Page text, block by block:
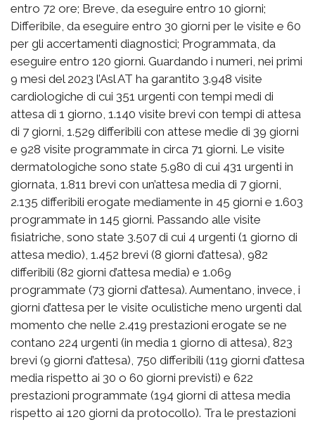
entro 72 ore; Breve, da eseguire entro 10 giorni;
Differibile, da eseguire entro 30 giorni per le visite e 60
per gli accertamenti diagnostici; Programmata, da
eseguire entro 120 giorni. Guardando i numeri, nei primi
9 mesi del 2023 l’Asl AT ha garantito 3.948 visite
cardiologiche di cui 351 urgenti con tempi medi di
attesa di 1 giorno, 1.140 visite brevi con tempi di attesa
di 7 giorni, 1.529 differibili con attese medie di 39 giorni
e 928 visite programmate in circa 71 giorni. Le visite
dermatologiche sono state 5.980 di cui 431 urgenti in
giornata, 1.811 brevi con un’attesa media di 7 giorni,
2.135 differibili erogate mediamente in 45 giorni e 1.603
programmate in 145 giorni. Passando alle visite
fisiatriche, sono state 3.507 di cui 4 urgenti (1 giorno di
attesa medio), 1.452 brevi (8 giorni d’attesa), 982
differibili (82 giorni d’attesa media) e 1.069
programmate (73 giorni d’attesa). Aumentano, invece, i
giorni d’attesa per le visite oculistiche meno urgenti dal
momento che nelle 2.419 prestazioni erogate se ne
contano 224 urgenti (in media 1 giorno di attesa), 823
brevi (9 giorni d’attesa), 750 differibili (119 giorni d’attesa
media rispetto ai 30 o 60 giorni previsti) e 622
prestazioni programmate (194 giorni di attesa media
rispetto ai 120 giorni da protocollo). Tra le prestazioni